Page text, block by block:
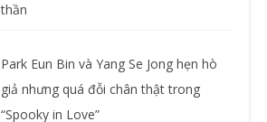
thần
Park Eun Bin và Yang Se Jong hẹn hò
giả nhưng quá đỗi chân thật trong
“Spooky in Love”